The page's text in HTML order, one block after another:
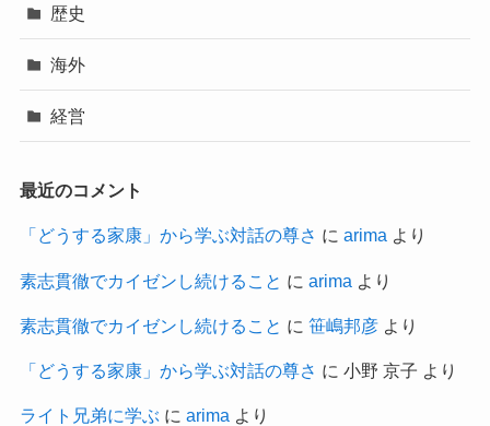
歴史
海外
経営
最近のコメント
「どうする家康」から学ぶ対話の尊さ に arima より
素志貫徹でカイゼンし続けること に arima より
素志貫徹でカイゼンし続けること に 笹嶋邦彦より
「どうする家康」から学ぶ対話の尊さ に 小野 京子 より
ライト兄弟に学ぶ に arima より